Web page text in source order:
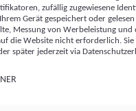
mit anderen
Technologien usw.) auf
ausgelesen werden, um es
App oder einer Webseite
der hier aufgeführten
zufällig zugewiesene
Gerät gespeichert oder
Messung von Werbeleistung
die Website nicht erforderlich.
später jederzeit via